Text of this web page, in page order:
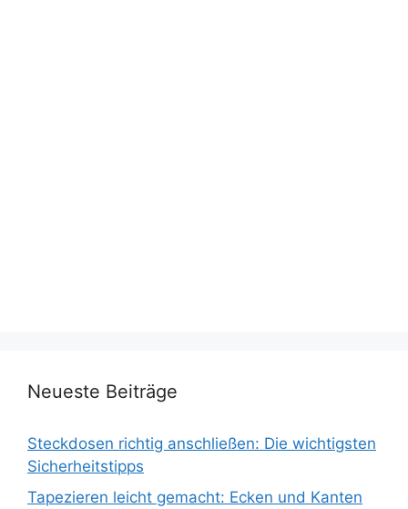
Neueste Beiträge
Steckdosen richtig anschließen: Die wichtigsten
Sicherheitstipps
Tapezieren leicht gemacht: Ecken und Kanten